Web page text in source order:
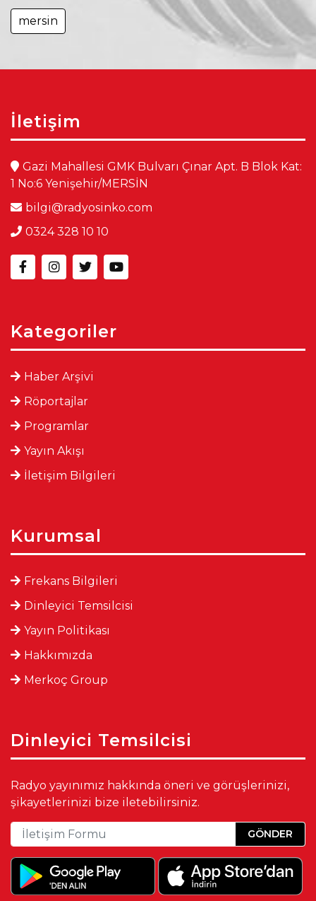
mersin
İletişim
Gazi Mahallesi GMK Bulvarı Çınar Apt. B Blok Kat:
1 No:6 Yenişehir/MERSİN
bilgi@radyosinko.com
0324 328 10 10
Kategoriler
Haber Arşivi
Röportajlar
Programlar
Yayın Akışı
İletişim Bilgileri
Kurumsal
Frekans Bilgileri
Dinleyici Temsilcisi
Yayın Politikası
Hakkımızda
Merkoç Group
Dinleyici Temsilcisi
Radyo yayınımız hakkında öneri ve görüşlerinizi,
şikayetlerinizi bize iletebilirsiniz.
GÖNDER